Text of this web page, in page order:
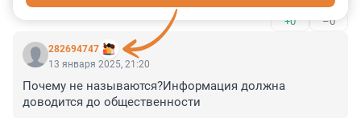
+0 –0
282694747
13 января 2025, 21:20
Почему не называются?Информация должна
доводится до общественности